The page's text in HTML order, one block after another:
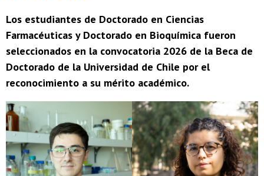
Los estudiantes de Doctorado en Ciencias
Farmacéuticas y Doctorado en Bioquímica fueron
seleccionados en la convocatoria 2026 de la Beca de
Doctorado de la Universidad de Chile por el
reconocimiento a su mérito académico.